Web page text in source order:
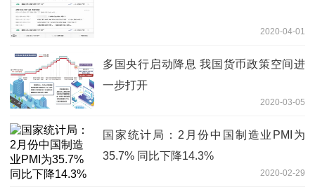
2020-04-01
多国央行启动降息 我国货币政策空间进
一步打开
2020-03-05
国家统计局：2月份中国制造业PMI为
35.7% 同比下降14.3%
2020-02-29